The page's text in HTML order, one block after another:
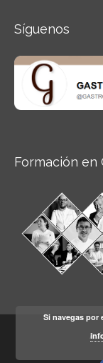
Síguenos
Formación en
Si navegas